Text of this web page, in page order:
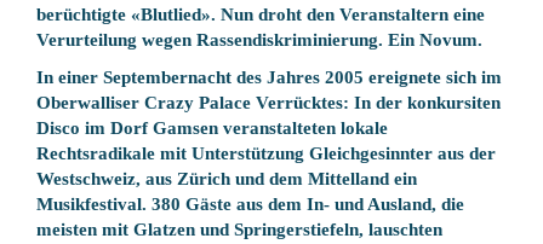
berüchtigte «Blutlied». Nun droht den Veranstaltern eine
Verurteilung wegen Rassendiskriminierung. Ein Novum.
In einer Septembernacht des Jahres 2005 ereignete sich im
Oberwalliser Crazy Palace Verrücktes: In der konkursiten
Disco im Dorf Gamsen veranstalteten lokale
Rechtsradikale mit Unterstützung Gleichgesinnter aus der
Westschweiz, aus Zürich und dem Mittelland ein
Musikfestival. 380 Gäste aus dem In- und Ausland, die
meisten mit Glatzen und Springerstiefeln, lauschten